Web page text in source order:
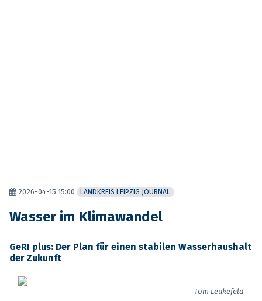
2026-04-15 15:00 LANDKREIS LEIPZIG JOURNAL
Wasser im Klimawandel
GeRI plus: Der Plan für einen stabilen Wasserhaushalt
der Zukunft
Tom Leukefeld